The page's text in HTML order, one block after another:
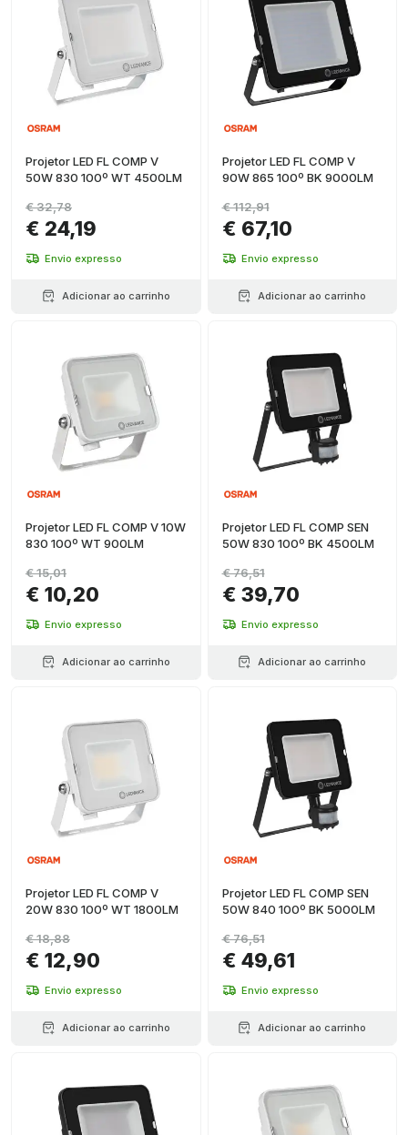
Projetor LED FL COMP V
50W 830 100º WT 4500LM
€ 24,19
€ 32,78
Envio expresso
Adicionar ao carrinho
Projetor LED FL COMP V
90W 865 100º BK 9000LM
€ 67,10
€ 112,91
Envio expresso
Adicionar ao carrinho
Projetor LED FL COMP V 10W
830 100º WT 900LM
€ 10,20
€ 15,01
Envio expresso
Adicionar ao carrinho
Projetor LED FL COMP SEN
50W 830 100º BK 4500LM
€ 39,70
€ 76,51
Envio expresso
Adicionar ao carrinho
Projetor LED FL COMP V
20W 830 100º WT 1800LM
€ 12,90
€ 18,88
Envio expresso
Adicionar ao carrinho
Projetor LED FL COMP SEN
50W 840 100º BK 5000LM
€ 49,61
€ 76,51
Envio expresso
Adicionar ao carrinho